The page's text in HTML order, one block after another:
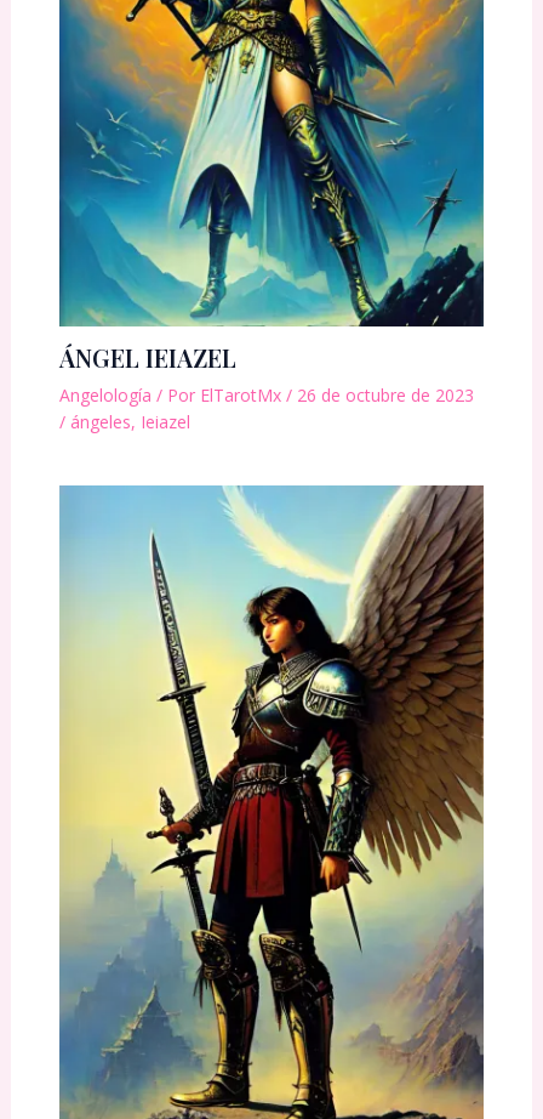
ÁNGEL IEIAZEL
Angelología / Por ElTarotMx / 26 de octubre de 2023
/ ángeles, Ieiazel